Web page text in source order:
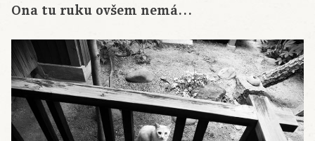
Ona tu ruku ovšem nemá…